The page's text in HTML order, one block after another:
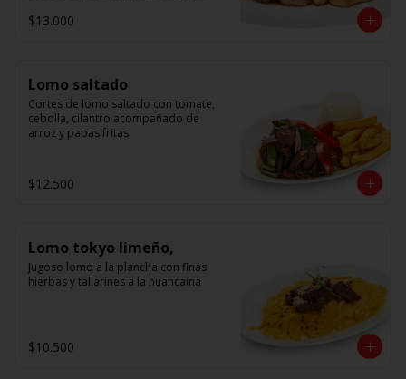
$13.000
Lomo saltado
Cortes de lomo saltado con tomate,
cebolla, cilantro acompañado de
arroz y papas fritas
$12.500
Lomo tokyo limeño,
Jugoso lomo a la plancha con finas
hierbas y tallarines a la huancaina
$10.500